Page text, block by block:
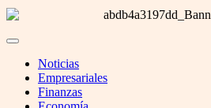
Noticias
Empresariales
Finanzas